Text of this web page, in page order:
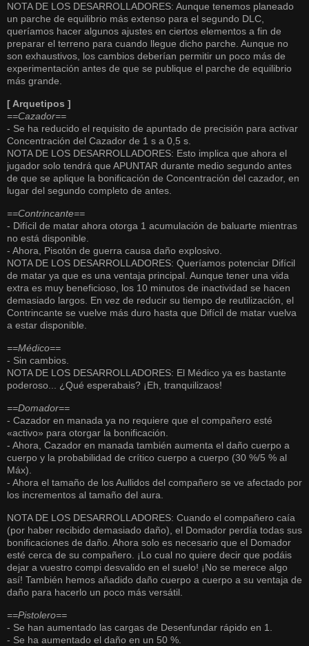
NOTA DE LOS DESARROLLADORES: Aunque tenemos planeado
un parche de equilibrio más extenso para el segundo DLC,
queríamos hacer algunos ajustes en ciertos elementos a fin de
preparar el terreno para cuando llegue dicho parche. Aunque no
son exhaustivos, los cambios deberían permitir un poco más de
experimentación antes de que se publique el parche de equilibrio
más grande.
[ Arquetipos ]
==Cazador==
- Se ha reducido el requisito de apuntado de precisión para activar
Concentración del Cazador de 1 s a 0,5 s.
NOTA DE LOS DESARROLLADORES: Esto implica que ahora el
jugador solo tendrá que APUNTAR durante medio segundo antes
de que se aplique la bonificación de Concentración del cazador, en
lugar del segundo completo de antes.
==Contrincante==
- Difícil de matar ahora otorga 1 acumulación de baluarte mientras
no está disponible.
- Ahora, Pisotón de guerra causa daño explosivo.
NOTA DE LOS DESARROLLADORES: Queríamos potenciar Difícil
de matar ya que es una ventaja principal. Aunque tener una vida
extra es muy beneficioso, los 10 minutos de inactividad se hacen
demasiado largos. En vez de reducir su tiempo de reutilización, el
Contrincante se vuelve más duro hasta que Difícil de matar vuelva
a estar disponible.
==Médico==
- Sin cambios.
NOTA DE LOS DESARROLLADORES: El Médico ya es bastante
poderoso... ¿Qué esperabais? ¡Eh, tranquilizaos!
==Domador==
- Cazador en manada ya no requiere que el compañero esté
«activo» para otorgar la bonificación.
- Ahora, Cazador en manada también aumenta el daño cuerpo a
cuerpo y la probabilidad de crítico cuerpo a cuerpo (30 %/5 % al
Máx).
- Ahora el tamaño de los Aullidos del compañero se ve afectado por
los incrementos al tamaño del aura.
NOTA DE LOS DESARROLLADORES: Cuando el compañero caía
(por haber recibido demasiado daño), el Domador perdía todas sus
bonificaciones de daño. Ahora solo es necesario que el Domador
esté cerca de su compañero. ¡Lo cual no quiere decir que podáis
dejar a vuestro compi desvalido en el suelo! ¡No se merece algo
así! También hemos añadido daño cuerpo a cuerpo a su ventaja de
daño para hacerlo un poco más versátil.
==Pistolero==
- Se han aumentado las cargas de Desenfundar rápido en 1.
- Se ha aumentado el daño en un 50 %.